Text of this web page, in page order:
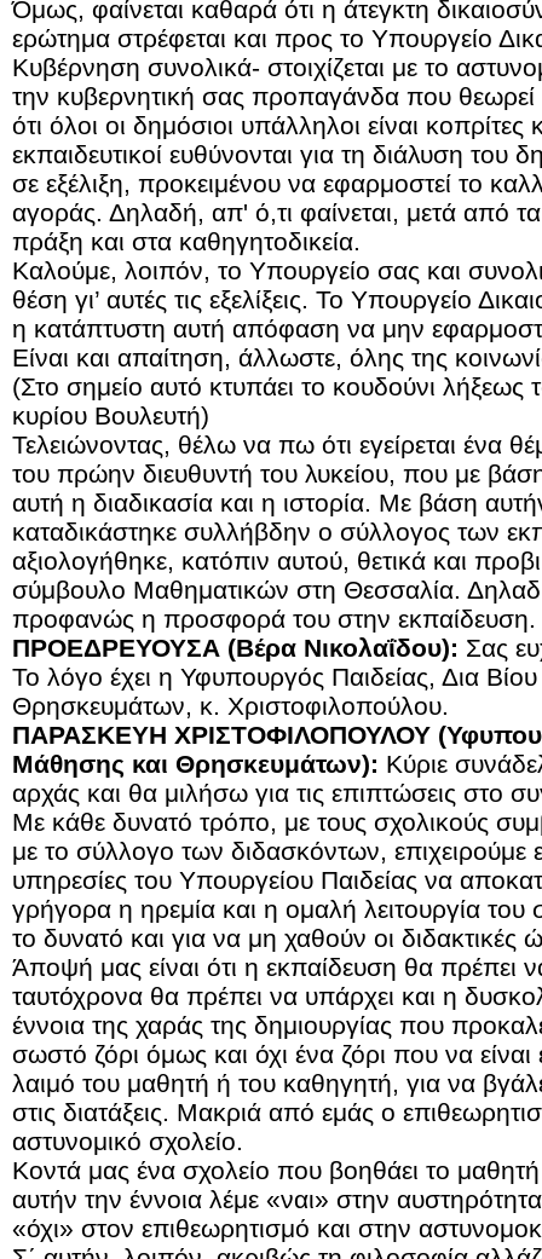
Όμως, φαίνεται καθαρά ότι η άτεγκτη
ερώτημα στρέφεται και προς το Υπουργείο
Κυβέρνηση συνολικά- στοιχίζεται με το
την κυβερνητική σας προπαγάνδα που θεωρεί
ότι όλοι οι δημόσιοι υπάλληλοι είναι κοπρίτες
εκπαιδευτικοί ευθύνονται για τη διάλυση του
σε εξέλιξη, προκειμένου να εφαρμοστεί το
αγοράς. Δηλαδή, απ' ό,τι φαίνεται, μετά από
πράξη και στα καθηγητοδικεία.
Καλούμε, λοιπόν, το Υπουργείο σας και
θέση γι’ αυτές τις εξελίξεις. Το Υπουργείο
η κατάπτυστη αυτή απόφαση να μην
Είναι και απαίτηση, άλλωστε, όλης της
(Στο σημείο αυτό κτυπάει το κουδούνι λήξεως
κυρίου Βουλευτή)
Τελειώνοντας, θέλω να πω ότι εγείρεται ένα
του πρώην διευθυντή του λυκείου, που με
αυτή η διαδικασία και η ιστορία. Με βάση
καταδικάστηκε συλλήβδην ο σύλλογος των
αξιολογήθηκε, κατόπιν αυτού, θετικά και
σύμβουλο Μαθηματικών στη Θεσσαλία.
προφανώς η προσφορά του στην εκπαίδευση.
ΠΡΟΕΔΡΕΥΟΥΣΑ (Βέρα Νικολαΐδου): Σας
Το λόγο έχει η Υφυπουργός Παιδείας, Δια
Θρησκευμάτων, κ. Χριστοφιλοπούλου.
ΠΑΡΑΣΚΕΥΗ ΧΡΙΣΤΟΦΙΛΟΠΟΥΛΟΥ
Μάθησης και Θρησκευμάτων): Κύριε
αρχάς και θα μιλήσω για τις επιπτώσεις στο
Με κάθε δυνατό τρόπο, με τους σχολικούς
με το σύλλογο των διδασκόντων, επιχειρούμε
υπηρεσίες του Υπουργείου Παιδείας να
γρήγορα η ηρεμία και η ομαλή λειτουργία του
το δυνατό και για να μη χαθούν οι διδακτικές
Άποψή μας είναι ότι η εκπαίδευση θα πρέπει
ταυτόχρονα θα πρέπει να υπάρχει και η
έννοια της χαράς της δημιουργίας που
σωστό ζόρι όμως και όχι ένα ζόρι που να
λαιμό του μαθητή ή του καθηγητή, για να
στις διατάξεις. Μακριά από εμάς ο
αστυνομικό σχολείο.
Κοντά μας ένα σχολείο που βοηθάει το
αυτήν την έννοια λέμε «ναι» στην αυστηρότητα
«όχι» στον επιθεωρητισμό και στην